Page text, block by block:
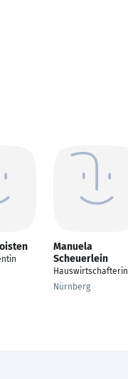
Manuela
Scheuerlein
Hauswirtschafterin
Nürnberg